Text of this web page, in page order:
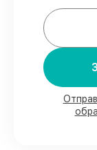
Гарантии
панелей:
90%